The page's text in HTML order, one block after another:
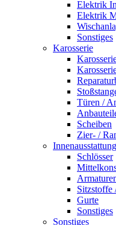
Elektrik
Elektrik
Sonstiges
Karosserie
Türen /
Scheiben
Zier- /
Innenausstattung
Schlösser
Sitzstoffe
Gurte
Sonstiges
Sonstiges